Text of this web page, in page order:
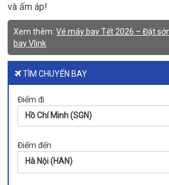
và ấm áp!
Xem thêm:Vé máy bay Tết 2026 – Đặt
bay Vlink
TÌM CHUYẾN BAY
Điểm đi
Hồ Chí Minh (SGN)
Điểm đến
Hà Nội (HAN)